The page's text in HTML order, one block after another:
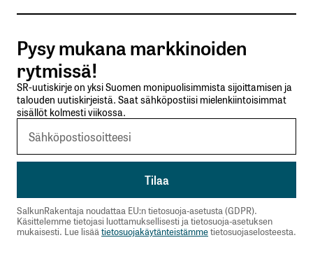
Tilaa SalkunRakentajan uutiskirje
Lähetä kommentti
Pysy mukana markkinoiden
rytmissä!
SR-uutiskirje on yksi Suomen monipuolisimmista sijoittamisen ja
talouden uutiskirjeistä. Saat sähköpostiisi mielenkiintoisimmat
sisällöt kolmesti viikossa.
SalkunRakentaja noudattaa EU:n tietosuoja-asetusta (GDPR).
Käsittelemme tietojasi luottamuksellisesti ja tietosuoja-asetuksen
mukaisesti. Lue lisäätietosuojakäytänteistämmetietosuojaselosteesta.